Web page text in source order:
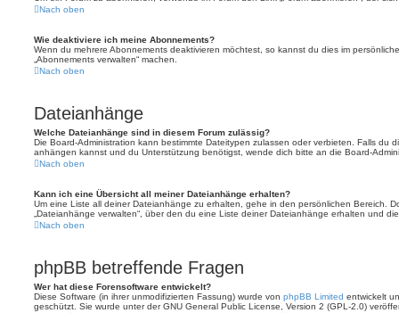
Nach oben
Wie deaktiviere ich meine Abonnements?
Wenn du mehrere Abonnements deaktivieren möchtest, so kannst du dies im
„Abonnements verwalten“ machen.
Nach oben
Dateianhänge
Welche Dateianhänge sind in diesem Forum zulässig?
Die Board-Administration kann bestimmte Dateitypen zulassen oder verbieten. Falls du
anhängen kannst und du Unterstützung benötigst, wende dich bitte an die Board-
Nach oben
Kann ich eine Übersicht all meiner Dateianhänge erhalten?
Um eine Liste all deiner Dateianhänge zu erhalten, gehe in den persönlichen Bereich.
„Dateianhänge verwalten“, über den du eine Liste deiner Dateianhänge erhalten und
Nach oben
phpBB betreffende Fragen
Wer hat diese Forensoftware entwickelt?
Diese Software (in ihrer unmodifizierten Fassung) wurde von phpBB Limited entwickelt
geschützt. Sie wurde unter der GNU General Public License, Version 2 (GPL-2.0)